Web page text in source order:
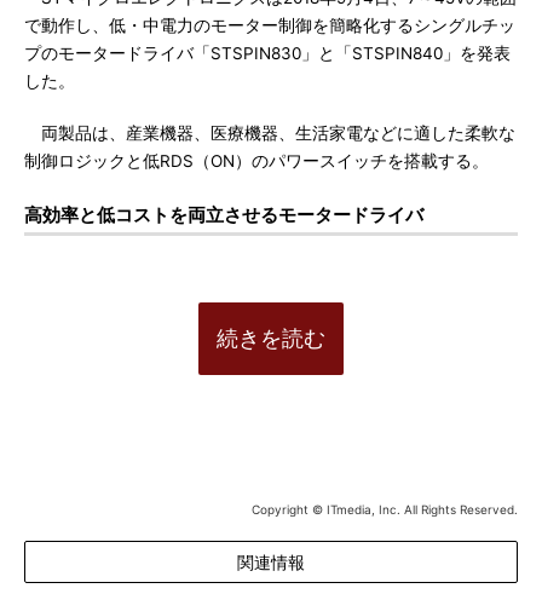
で動作し、低・中電力のモーター制御を簡略化するシングルチッ
プのモータードライバ「STSPIN830」と「STSPIN840」を発表
した。
両製品は、産業機器、医療機器、生活家電などに適した柔軟な
制御ロジックと低RDS（ON）のパワースイッチを搭載する。
高効率と低コストを両立させるモータードライバ
続きを読む
Copyright © ITmedia, Inc. All Rights Reserved.
関連情報